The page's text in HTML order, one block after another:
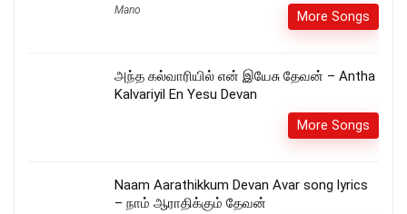
Mano More Songs
அந்த கல்வாரியில் என் இயேசு தேவன் – Antha
Kalvariyil En Yesu Devan
More Songs
Naam Aarathikkum Devan Avar song lyrics
– நாம் ஆராதிக்கும் தேவன்